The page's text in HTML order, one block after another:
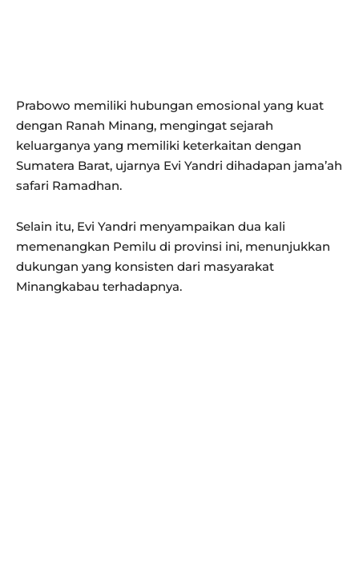
Prabowo memiliki hubungan emosional yang kuat
dengan Ranah Minang, mengingat sejarah
keluarganya yang memiliki keterkaitan dengan
Sumatera Barat, ujarnya Evi Yandri dihadapan jama’ah
safari Ramadhan.
Selain itu, Evi Yandri menyampaikan dua kali
memenangkan Pemilu di provinsi ini, menunjukkan
dukungan yang konsisten dari masyarakat
Minangkabau terhadapnya.